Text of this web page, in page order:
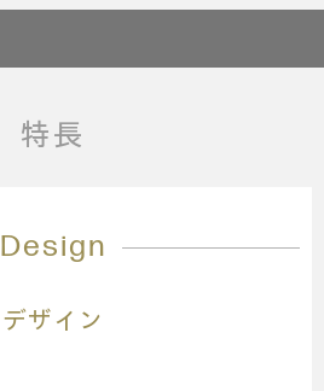
特長
Design
デザイン